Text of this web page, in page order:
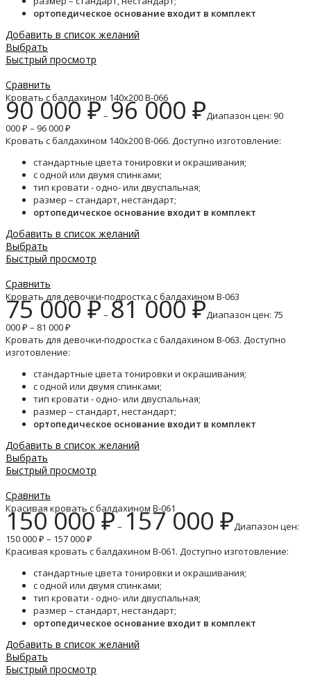
ортопедическое основание входит в комплект
Добавить в список желаний
Выбрать
Быстрый просмотр
Сравнить
Кровать с балдахином 140х200 B-066
90 000₽– 96 000 ₽Диапазон цен: 90
000 ₽ – 96 000 ₽
Кровать с балдахином 140х200 B-066. Доступно изготовление:
стандартные цвета тонировки и окрашивания;
с одной или двумя спинками;
тип кровати - одно- или двуспальная;
размер – стандарт, нестандарт;
ортопедическое основание входит в комплект
Добавить в список желаний
Выбрать
Быстрый просмотр
Сравнить
Кровать для девочки-подростка с балдахином B-063
75 000₽ – 81 000₽Диапазон цен: 75
000 ₽ – 81 000 ₽
Кровать для девочки-подростка с балдахином B-063. Доступно
изготовление:
стандартные цвета тонировки и окрашивания;
с одной или двумя спинками;
тип кровати - одно- или двуспальная;
размер – стандарт, нестандарт;
ортопедическое основание входит в комплект
Добавить в список желаний
Выбрать
Быстрый просмотр
Сравнить
Красивая кровать с балдахином B-061
150 000₽– 157 000 ₽Диапазон цен:
150 000 ₽ – 157 000 ₽
Красивая кровать с балдахином B-061. Доступно изготовление:
стандартные цвета тонировки и окрашивания;
с одной или двумя спинками;
тип кровати - одно- или двуспальная;
размер – стандарт, нестандарт;
ортопедическое основание входит в комплект
Добавить в список желаний
Выбрать
Быстрый просмотр